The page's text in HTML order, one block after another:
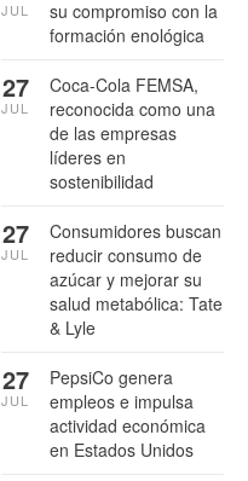
su compromiso con la
formación enológica
JUL
Coca-Cola FEMSA,
reconocida como una
de las empresas
líderes en
sostenibilidad
27
JUL
Consumidores buscan
reducir consumo de
azúcar y mejorar su
salud metabólica: Tate
& Lyle
27
JUL
PepsiCo genera
empleos e impulsa
actividad económica
en Estados Unidos
27
JUL